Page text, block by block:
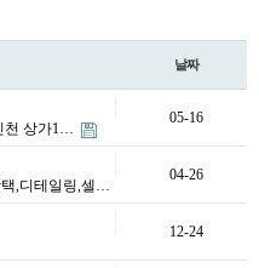
날짜
천 상가1…
05-16
택,디테일링,셀…
04-26
12-24